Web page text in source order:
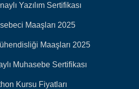
Yazılım Sertifikası
Maaşları 2025
Maaşları 2025
Muhasebe Sertifikası
Kursu Fiyatları